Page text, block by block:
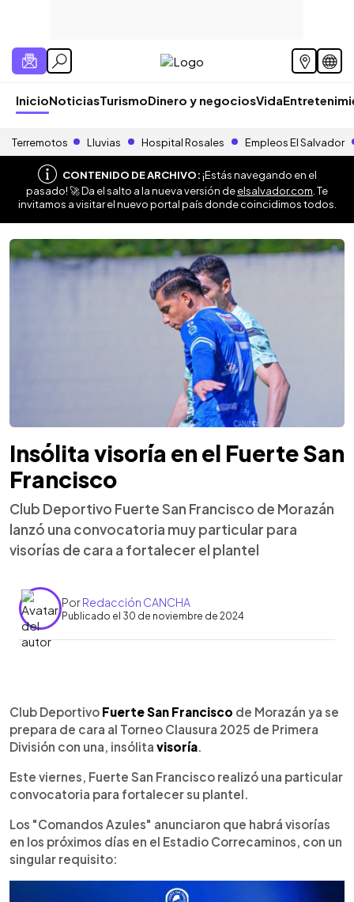
InicioNoticiasTurismoDinero y negociosVida
Terremotos Lluvias Hospital Rosales Empleos El Salvador
CONTENIDO DE ARCHIVO:¡Estás navegando en el
pasado! 🚀 Da el salto a la nueva versión deelsalvador.com . Te
invitamos a visitar el nuevo portal país donde coincidimos todos.
Insólita visoría en el Fuerte San
Francisco
Club Deportivo Fuerte San Francisco de Morazán
lanzó una convocatoria muy particular para
visorías de cara a fortalecer el plantel
PorRedacción CANCHA
Publicado el 30 de noviembre de 2024
► Escuchar artículo
Club Deportivo Fuerte San Francisco de Morazán ya se
prepara de cara al Torneo Clausura 2025 de Primera
División con una, insólita visoría.
Este viernes, Fuerte San Francisco realizó una particular
convocatoria para fortalecer su plantel.
Los "Comandos Azules" anunciaron que habrá visorías
en los próximos días en el Estadio Correcaminos, con un
singular requisito: